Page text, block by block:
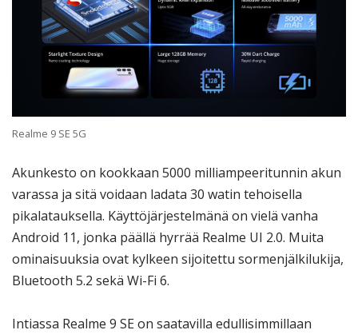
Realme 9 SE 5G
Akunkesto on kookkaan 5000 milliampeeritunnin akun
varassa ja sitä voidaan ladata 30 watin tehoisella
pikalatauksella. Käyttöjärjestelmänä on vielä vanha
Android 11, jonka päällä hyrrää Realme UI 2.0. Muita
ominaisuuksia ovat kylkeen sijoitettu sormenjälkilukija,
Bluetooth 5.2 sekä Wi-Fi 6.
Intiassa Realme 9 SE on saatavilla edullisimmillaan